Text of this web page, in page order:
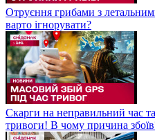
Отруєння грибами з
варто ігнорувати?
Скарги на неправильний час
тривоги! В чому причина